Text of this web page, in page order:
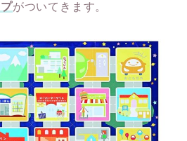
がついてきます。